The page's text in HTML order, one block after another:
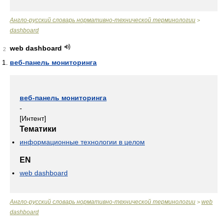
Англо-русский словарь нормативно-технической терминологии >
dashboard
2
web dashboard
веб-панель мониторинга
веб-панель мониторинга
-
[Интент]
Тематики
информационные технологии в целом
EN
web dashboard
Англо-русский словарь нормативно-технической терминологии > web
dashboard